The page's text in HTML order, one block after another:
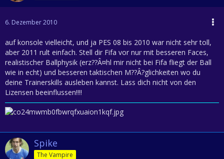
6. Dezember 2010
auf konsole vielleicht, und ja PES 08 bis 2010 war nicht sehr toll,
aber 2011 rult einfach. Stell dir Fifa vor nur mit besseren Faces,
realistischer Ballphysik (erz??Â¤hl mir nicht bei Fifa fliegt der Ball
wie in echt) und besseren taktischen M??Â?glichkeiten wo du
deine Trainerskills ausleben kannst. Lass dich nicht von den
Lizensen beeinflussen!!!!
Spike
The Vampire